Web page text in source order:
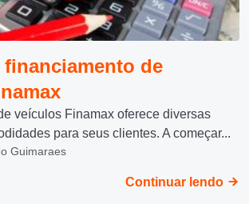
financiamento de
veículos Finamax oferece diversas
para seus clientes. A começar...
Guimaraes
Continuar lendo